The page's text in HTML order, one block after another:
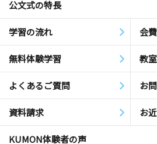
公文式の特長
学習の流れ 会
無料体験学習 教
よくあるご質問 お
資料請求 お
KUMON体験者の声